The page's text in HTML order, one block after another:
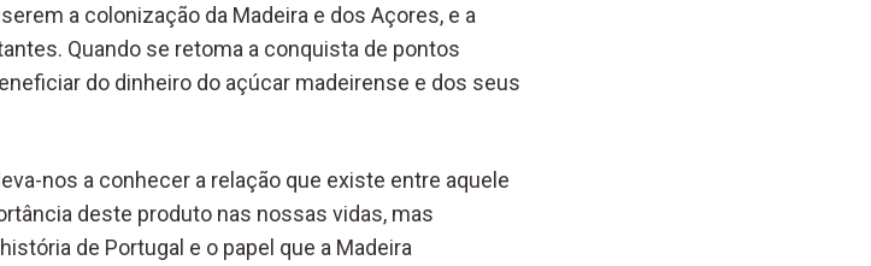
a colonização da Madeira e dos Açores, e a
Quando se retoma a conquista de pontos
do dinheiro do açúcar madeirense e dos seus
nos a conhecer a relação que existe entre aquele
deste produto nas nossas vidas, mas
de Portugal e o papel que a Madeira